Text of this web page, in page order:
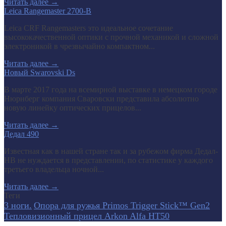
Читать далее →
Leica Rangemaster 2700-B
Leica CRF Rangemasters это идеальное сочетание
высококачественной оптики с прочной механикой и сложной
электроникой в чрезвычайно компактном...
Читать далее →
Новый Swarovski Ds
В марте 2017 года на всемирной выставке в немецком городе
Нюрнберг компания Сваровски представила абсолютно
новую линейку оптических прицелов...
Читать далее →
Дедал 490
Известная как в нашей стране так и за рубежом фирма Дедал-
НВ не нуждается в представлении, по статистике у каждого
третьего владельца ночной...
Читать далее →
Теги
3 ноги. Опора для ружья Primos Trigger Stick™ Gen2
Тепловизионный прицел Arkon Alfa HT50